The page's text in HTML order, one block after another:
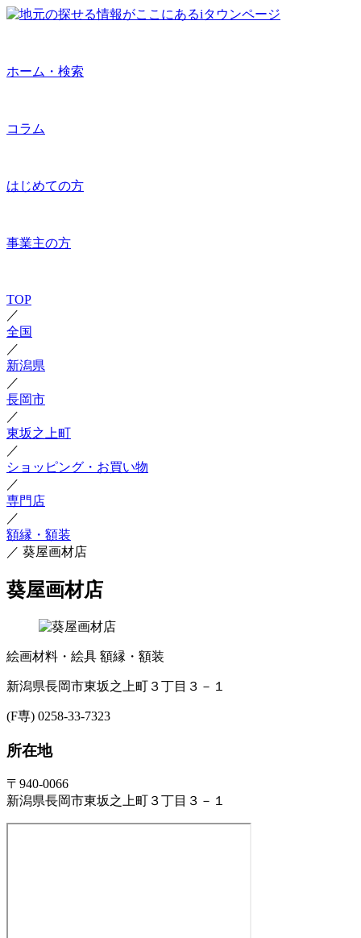
ホーム・検索
コラム
はじめての方
事業主の方
TOP
／
全国
／
新潟県
／
長岡市
／
東坂之上町
／
ショッピング・お買い物
／
専門店
／
額縁・額装
／ 葵屋画材店
葵屋画材店
絵画材料・絵具 額縁・額装
新潟県長岡市東坂之上町３丁目３－１
(F専) 0258-33-7323
所在地
〒940-0066
新潟県長岡市東坂之上町３丁目３－１